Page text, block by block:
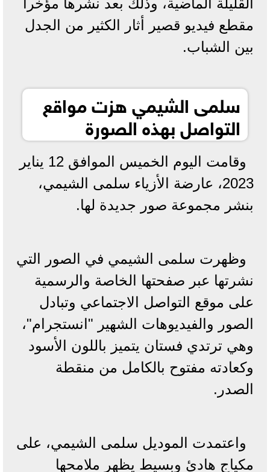
القليلة الماضية، وذلك بعد نشرها مؤخرا
مقطع فيديو قصير أثار الكثير من الجدل
بين الشباب.
سلمى الشيمي هزت مواقع
التواصل بهذه الصورة
وقامت اليوم الخميس الموافق 12 يناير
2023، عارضة الأزياء سلمى الشيمي،
بنشر مجموعة صور جديدة لها.
وظهرت سلمى الشيمي في الصور التي
نشرتها عبر صفحتها الخاصة والرسمية
على موقع التواصل الاجتماعي وتبادل
الصور والفيديوهات الشهير "انستجرام"،
وهي ترتدي فستان يتميز باللون الأسود
وكعادته مفتوح بالكامل من منقطة
الصدر.
واعتمدت الموديل سلمى الشيمي، على
مكياج هادئ وبسيط يظهر ملامحها